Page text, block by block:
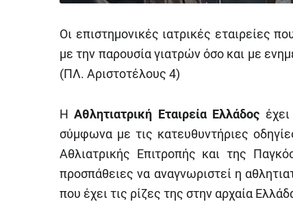
Οι επιστημονικές ιατρικές εταιρείες
με την παρουσία γιατρών όσο και με
(ΠΛ. Αριστοτέλους 4)
ΗΑθλητιατρική Εταιρεία Ελλάδος
σύμφωνα με τις κατευθυντήριες
Αθλιατρικής Επιτροπής και της
προσπάθειες να αναγνωριστεί η
που έχει τις ρίζες της στην αρχαία